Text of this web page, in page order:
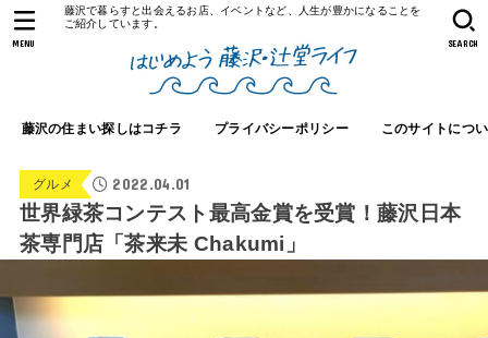
藤沢で暮らすと出会えるお店、イベントなど、人生が豊かになることを
ご紹介しています。
藤沢の住まい探しはコチラ プライバシーポリシー このサイトにつ
SEARCH
MENU
グルメ 2022.04.01
世界緑茶コンテスト最高金賞を受賞！藤沢日本
茶専門店「茶来未 Chakumi」